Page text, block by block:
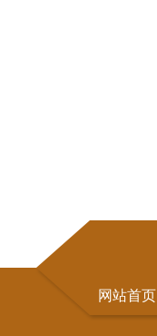
网站首页